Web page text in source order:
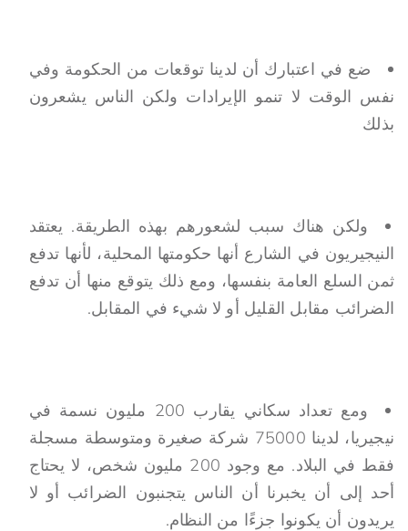
ضع في اعتبارك أن لدينا توقعات من الحكومة وفي
نفس الوقت لا تنمو الإيرادات ولكن الناس يشعرون
بذلك
ولكن هناك سبب لشعورهم بهذه الطريقة. يعتقد
النيجيريون في الشارع أنها حكومتها المحلية، لأنها تدفع
ثمن السلع العامة بنفسها، ومع ذلك يتوقع منها أن تدفع
الضرائب مقابل القليل أو لا شيء في المقابل.
ومع تعداد سكاني يقارب 200 مليون نسمة في
نيجيريا، لدينا 75000 شركة صغيرة ومتوسطة مسجلة
فقط في البلاد. مع وجود 200 مليون شخص، لا يحتاج
أحد إلى أن يخبرنا أن الناس يتجنبون الضرائب أو لا
يريدون أن يكونوا جزءًا من النظام.